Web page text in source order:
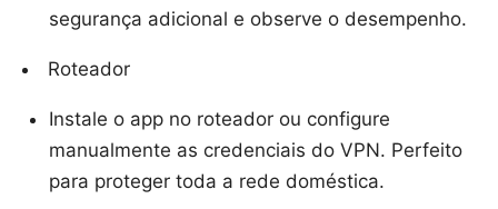
segurança adicional e observe o desempenho.
Roteador
Instale o app no roteador ou configure
manualmente as credenciais do VPN. Perfeito
para proteger toda a rede doméstica.